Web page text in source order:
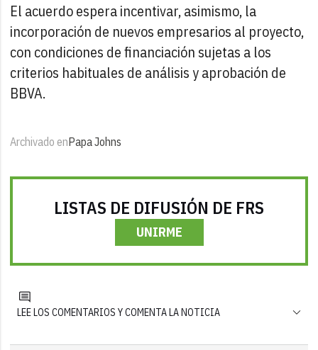
El acuerdo espera incentivar, asimismo, la
incorporación de nuevos empresarios al proyecto,
con condiciones de financiación sujetas a los
criterios habituales de análisis y aprobación de
BBVA.
Archivado enPapa Johns
LISTAS DE DIFUSIÓN DE FRS
UNIRME
LEE LOS COMENTARIOS Y COMENTA LA NOTICIA